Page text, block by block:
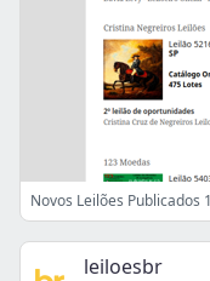
Novos Leilões Publicados
leiloesbr